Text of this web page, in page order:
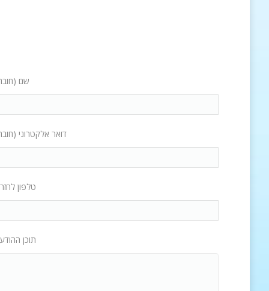
שם
דואר אלקטרוני
טלפון
תוכן